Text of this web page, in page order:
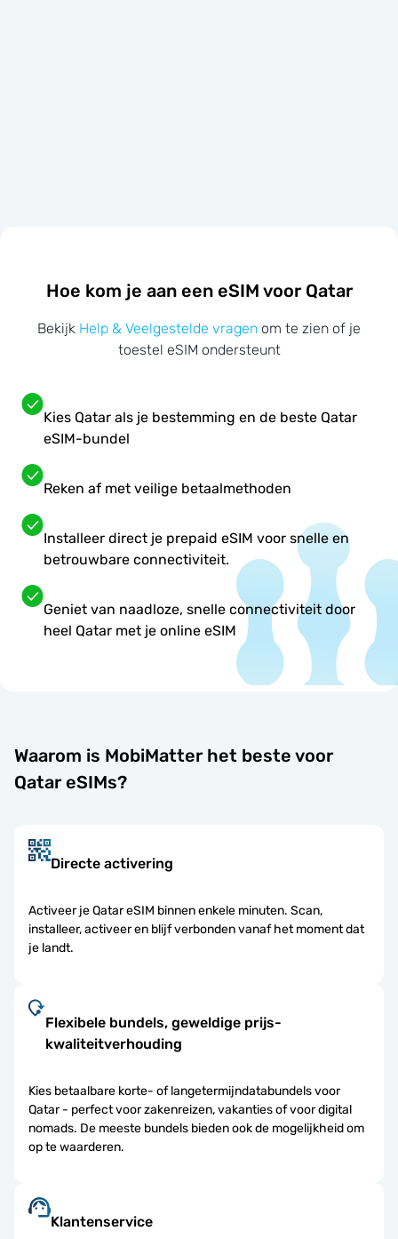
Hoe kom je aan een eSIM voor Qatar
Bekijk Help & Veelgestelde vragen om te zien of je
toestel eSIM ondersteunt
Kies Qatar als je bestemming en de beste Qatar
eSIM-bundel
Reken af met veilige betaalmethoden
Installeer direct je prepaid eSIM voor snelle en
betrouwbare connectiviteit.
Geniet van naadloze, snelle connectiviteit door
heel Qatar met je online eSIM
Waarom is MobiMatter het beste voor
Qatar eSIMs?
Directe activering
Activeer je Qatar eSIM binnen enkele minuten. Scan,
installeer, activeer en blijf verbonden vanaf het moment dat
je landt.
Flexibele bundels, geweldige prijs-
kwaliteitverhouding
Kies betaalbare korte- of langetermijndatabundels voor
Qatar - perfect voor zakenreizen, vakanties of voor digital
nomads. De meeste bundels bieden ook de mogelijkheid om
op te waarderen.
Klantenservice